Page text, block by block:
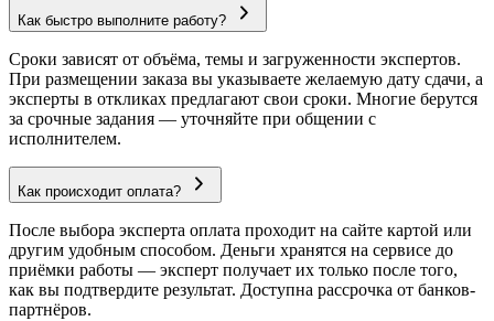
Как быстро выполните работу?
Сроки зависят от объёма, темы и загруженности экспертов.
При размещении заказа вы указываете желаемую дату сдачи, а
эксперты в откликах предлагают свои сроки. Многие берутся
за срочные задания — уточняйте при общении с
исполнителем.
Как происходит оплата?
После выбора эксперта оплата проходит на сайте картой или
другим удобным способом. Деньги хранятся на сервисе до
приёмки работы — эксперт получает их только после того,
как вы подтвердите результат. Доступна рассрочка от банков-
партнёров.